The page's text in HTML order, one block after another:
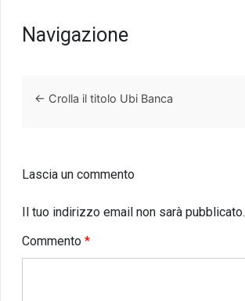
Navigazione
← Crolla il titolo Ubi Banca
Lascia un commento
Il tuo indirizzo email non sarà pubblicato.
Commento *